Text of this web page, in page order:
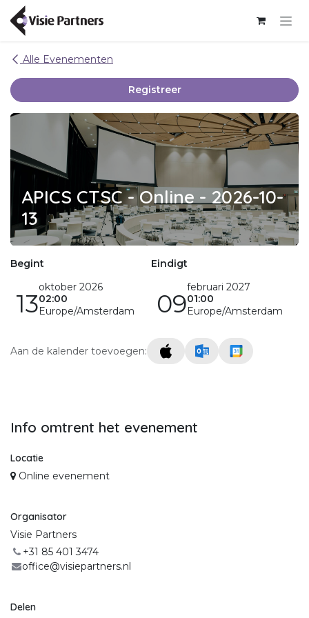
Overslaan naar inhoud
Alle Evenementen
Registreer
APICS CTSC - Online - 2026-10-
13
Begint
13
oktober 2026
02:00
Europe/Amsterdam
Eindigt
09
februari 2027
01:00
Europe/Amsterdam
Aan de kalender toevoegen:
Info omtrent het evenement
Locatie
Online evenement
Organisator
Visie Partners
+31 85 401 3474
office@visiepartners.nl
Delen